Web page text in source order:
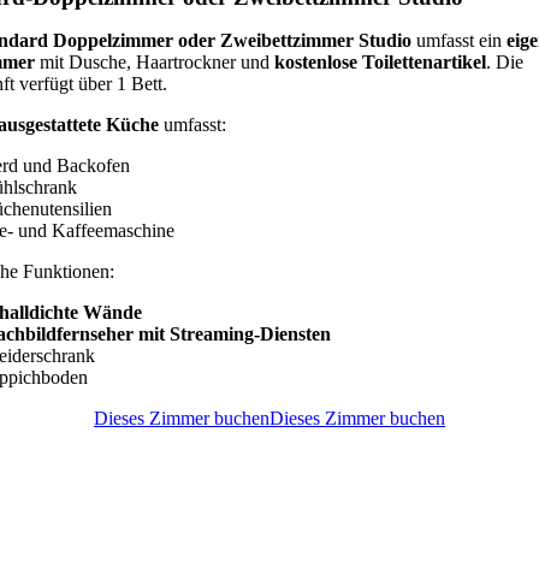
Doppelzimmer oder Zweibettzimmer Studio umfasst ein
mit Dusche, Haartrockner und kostenlose Toilettenartikel. Die
verfügt über 1 Bett.
Küche umfasst:
und Backofen
und Kaffeemaschine
Funktionen:
Wände
mit Streaming-Diensten
Dieses Zimmer buchenDieses Zimmer buchen